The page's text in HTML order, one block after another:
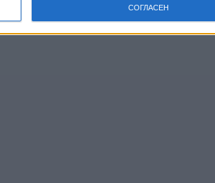
СОГЛАСЕН